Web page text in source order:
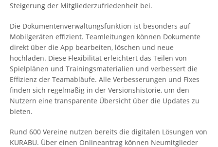
Steigerung der Mitgliederzufriedenheit bei.
Die Dokumentenverwaltungsfunktion ist besonders auf
Mobilgeräten effizient. Teamleitungen können Dokumente
direkt über die App bearbeiten, löschen und neue
hochladen. Diese Flexibilität erleichtert das Teilen von
Spielplänen und Trainingsmaterialien und verbessert die
Effizienz der Teamabläufe. Alle Verbesserungen und Fixes
finden sich regelmäßig in der Versionshistorie, um den
Nutzern eine transparente Übersicht über die Updates zu
bieten.
Rund 600 Vereine nutzen bereits die digitalen Lösungen von
KURABU. Über einen Onlineantrag können Neumitglieder